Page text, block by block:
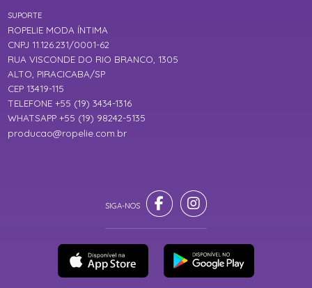
SUPORTE
ROPELIE MODA ÍNTIMA
CNPJ 11.126.231/0001-62
RUA VISCONDE DO RIO BRANCO, 1305
ALTO, PIRACICABA/SP
CEP 13419-115
TELEFONE +55 (19) 3434-1316
WHATSAPP +55 (19) 98242-5135
producao@ropelie.com.br